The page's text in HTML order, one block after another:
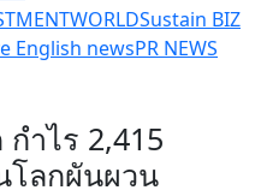
WORLDSustain BIZ
English newsPR NEWS
ำไร 2,415
โลกผันผวน